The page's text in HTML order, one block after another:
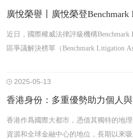
近日，國際權威法律評級機構
區爭議解決榜單（Benchmark Litigation
整七大領域。該榜單旨在表彰亞太地區
2025-05-13
香港身份：多重優勢助力個人
香港作爲國際大都市，憑借其獨特的地
資源和全球金融中心的地位，長期以來